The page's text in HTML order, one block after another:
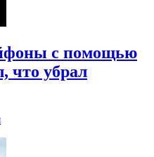
с помощью
что убрал